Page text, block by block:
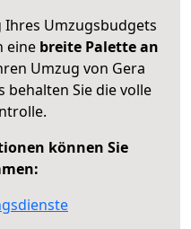
Umzugsbudgets
eine breite Palette an
Umzug von Gera
behalten Sie die volle
können Sie